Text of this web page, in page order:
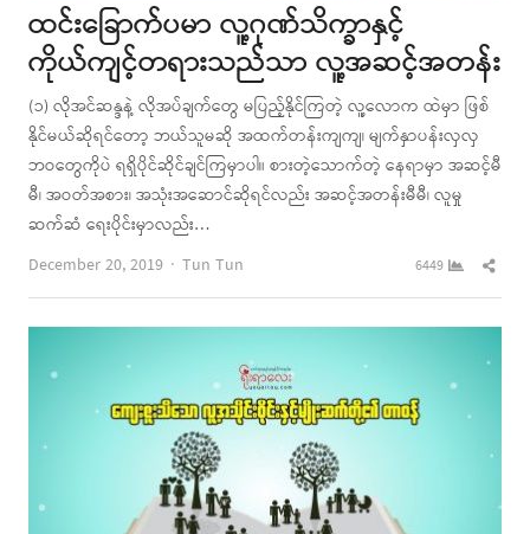
ထင်းခြောက်ပမာ လူ့ဂုဏ်သိက္ခာနှင့်
ကိုယ်ကျင့်တရားသည်သာ လူ့အဆင့်အတန်း
(၁) လိုအင်ဆန္ဒနဲ့ လိုအပ်ချက်တွေ မပြည့်နိုင်ကြတဲ့ လူ့လောက ထဲမှာ ဖြစ်
နိုင်မယ်ဆိုရင်တော့ ဘယ်သူမဆို အထက်တန်းကျကျ၊ မျက်နှာပန်းလှလှ
ဘဝတွေကိုပဲ ရရှိပိုင်ဆိုင်ချင်ကြမှာပါ။ စားတဲ့သောက်တဲ့ နေရာမှာ အဆင့်မီ
မီ၊ အဝတ်အစား၊ အသုံးအဆောင်ဆိုရင်လည်း အဆင့်အတန်းမီမီ၊ လူမှု
ဆက်ဆံ ရေးပိုင်းမှာလည်း…
December 20, 2019
Author
Tun Tun 6449